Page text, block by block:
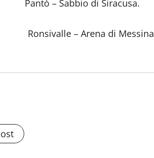
– Sabbio di Siracusa.
Ronsivalle – Arena di Messina